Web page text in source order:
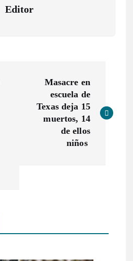
Editor
Masacre en
escuela de
Texas deja 15
muertos, 14
de ellos
niños